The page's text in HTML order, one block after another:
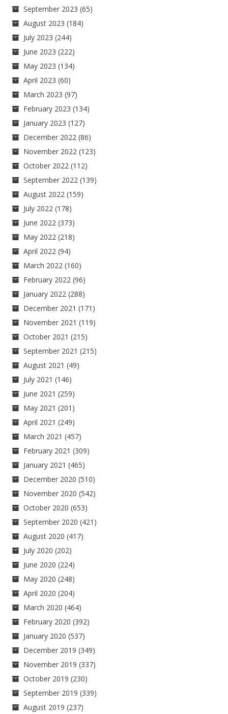
September 2023 (65)
August 2023 (184)
July 2023 (244)
June 2023 (222)
May 2023 (134)
April 2023 (60)
March 2023 (97)
February 2023 (134)
January 2023 (127)
December 2022 (86)
November 2022 (123)
October 2022 (112)
September 2022 (139)
August 2022 (159)
July 2022 (178)
June 2022 (373)
May 2022 (218)
April 2022 (94)
March 2022 (160)
February 2022 (96)
January 2022 (288)
December 2021 (171)
November 2021 (119)
October 2021 (215)
September 2021 (215)
August 2021 (49)
July 2021 (146)
June 2021 (259)
May 2021 (201)
April 2021 (249)
March 2021 (457)
February 2021 (309)
January 2021 (465)
December 2020 (510)
November 2020 (542)
October 2020 (653)
September 2020 (421)
August 2020 (417)
July 2020 (202)
June 2020 (224)
May 2020 (248)
April 2020 (204)
March 2020 (464)
February 2020 (392)
January 2020 (537)
December 2019 (349)
November 2019 (337)
October 2019 (230)
September 2019 (339)
August 2019 (237)